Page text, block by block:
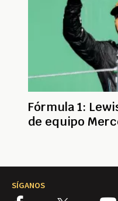
Fórmula 1:
de equipo
SÍGANOS